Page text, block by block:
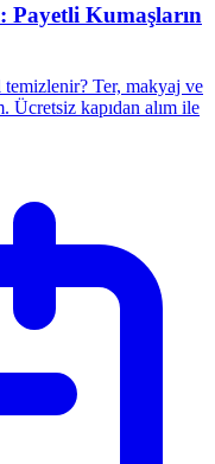
Payetli Kumaşların
Ter, makyaj ve
Ücretsiz kapıdan alım ile